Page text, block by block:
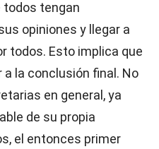
todos tengan
opiniones y llegar a
todos. Esto implica que
la conclusión final. No
en general, ya
de su propia
el entonces primer